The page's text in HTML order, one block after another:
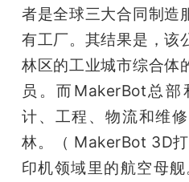
中
心
GAIR
专
者是全球三大合同制造
有工厂。其结果是，该
林区的工业城市综合体
员。而MakerBot总
计、工程、物流和维
林。（ MakerBot 3D
印机领域里的航空母